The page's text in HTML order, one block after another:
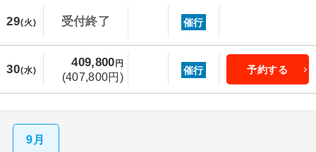
29(火) 受付終了 催行
30(水)
409,800円
(407,800円)
催行 予約する
9月